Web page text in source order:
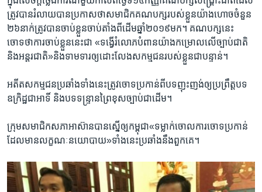
ត្រូវ​បាន​រំលាយបាន​ប្រកាស​ថា​សមាជិក​គណបក្ស​របស់​ខ្លួន​យ៉ាង​ហោច​ចំនួន​
២៦​នាក់​ត្រូវ​បានចាប់​ខ្លួនចាប់​តាំងពី​ដើម​ឆ្នាំ​២០១៩​មក។ គណបក្ស​នេះ​
ចោទថា​ការ​ចាប់​ខ្លួន​នេះជា «ទង្វើ​រំលោភ​បំពាន​យ៉ាង​កម្រោល​លើ​ច្បាប់​ជាតិ
និង​អន្តរជាតិ»​និង​ទាម​ទារ​ឲ្យ​ដោះ​លែង​សកម្មជន​របស់​ខ្លួនជា​បន្ទាន់។​
អតីត​សកម្មជន​ប្រឆាំង​ទាំង​នេះត្រូវ​ចោទ​ប្រកាន់​ពី​បទញុះញង់​ឲ្យ​ប្រព្រឹត្តបទ​
ឧក្រិដ្ឋ​ជាអាទិ៍ និង​បទ​ទន្រ្ទាន​ព្រៃ​ខុស​ច្បាប់​ជាដើម។
ក្រុម​សមាជិក​សភា​អាស៊ាន​បាន​ស្នើ​ឲ្យ​កម្ពុជា«ទម្លាក់​ចោលការ​ចោទ​ប្រកាន់​
ដែល​មាន​លក្ខណៈ​នយោបាយ​»​ទាំង​នេះ​ប្រឆាំង​នឹង​ពួក​គេ។